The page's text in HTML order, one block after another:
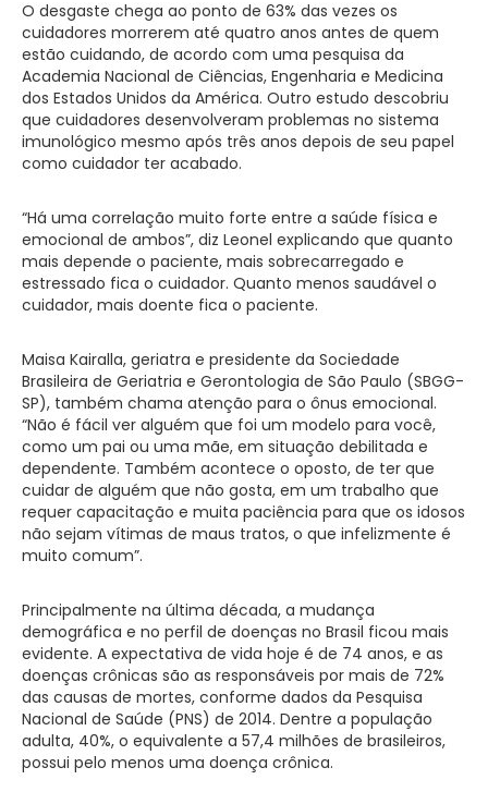
O desgaste chega ao ponto de 63% das vezes os
cuidadores morrerem até quatro anos antes de quem
estão cuidando, de acordo com uma pesquisa da
Academia Nacional de Ciências, Engenharia e Medicina
dos Estados Unidos da América. Outro estudo descobriu
que cuidadores desenvolveram problemas no sistema
imunológico mesmo após três anos depois de seu papel
como cuidador ter acabado.
“Há uma correlação muito forte entre a saúde física e
emocional de ambos”, diz Leonel explicando que quanto
mais depende o paciente, mais sobrecarregado e
estressado fica o cuidador. Quanto menos saudável o
cuidador, mais doente fica o paciente.
Maisa Kairalla, geriatra e presidente da Sociedade
Brasileira de Geriatria e Gerontologia de São Paulo (SBGG-
SP), também chama atenção para o ônus emocional.
“Não é fácil ver alguém que foi um modelo para você,
como um pai ou uma mãe, em situação debilitada e
dependente. Também acontece o oposto, de ter que
cuidar de alguém que não gosta, em um trabalho que
requer capacitação e muita paciência para que os idosos
não sejam vítimas de maus tratos, o que infelizmente é
muito comum”.
Principalmente na última década, a mudança
demográfica e no perfil de doenças no Brasil ficou mais
evidente. A expectativa de vida hoje é de 74 anos, e as
doenças crônicas são as responsáveis por mais de 72%
das causas de mortes, conforme dados da Pesquisa
Nacional de Saúde (PNS) de 2014. Dentre a população
adulta, 40%, o equivalente a 57,4 milhões de brasileiros,
possui pelo menos uma doença crônica.